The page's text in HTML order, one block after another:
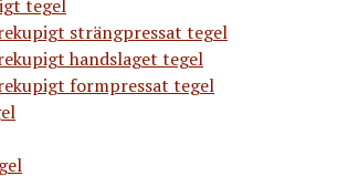
tegel
strängpressat tegel
handslaget tegel
formpressat tegel